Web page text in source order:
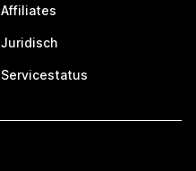
Affiliates
Juridisch
Servicestatus